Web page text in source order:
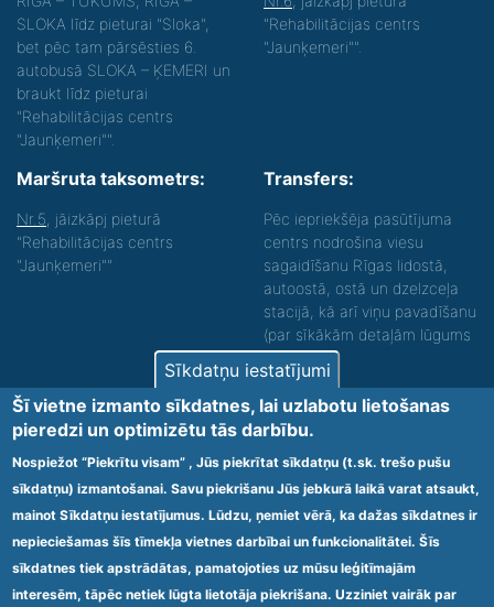
SLOKA līdz pieturai "Sloka",
bet pēc tam pārsēsties 6.
autobusā SLOKA – ĶEMERI un
braukt līdz pieturai
"Rehabilitācijas centrs
"Jaunķemeri"".
"Rehabilitācijas centrs
"Jaunķemeri"".
Maršruta taksometrs:
Nr.5 , jāizkāpj pieturā
"Rehabilitācijas centrs
"Jaunķemeri""
Transfers:
Pēc iepriekšēja pasūtījuma
centrs nodrošina viesu
sagaidīšanu Rīgas lidostā,
autoostā, ostā un dzelzceļa
stacijā, kā arī viņu pavadīšanu
(par sīkākām detaļām lūgums
zvanīt).
Nodrošinām vides piekļūstamību personām ar
funkcionāliem traucējumiem! SIA „Sanare-KRC
Jaunķemeri”, Kolkas ielā 20, Jūrmalā ir nodrošināta vides
piekļūstamība personām ar funkcionāliem traucējumiem,
tādejādi nodrošinot atbilstību Ministru kabineta
2009.gada 20.janvāra noteikumos Nr.60 „Noteikumi par
obligātajām prasībām ārstniecības iestādēm un to
struktūrvienībām” minētajām prasībām.
Sīkdatņu iestatījumi
Šī vietne izmanto sīkdatnes, lai uzlabotu lietošanas
pieredzi un optimizētu tās darbību.
Nospiežot “Piekrītu visam” , Jūs piekrītat sīkdatņu (t.sk. trešo pušu
sīkdatņu) izmantošanai. Savu piekrišanu Jūs jebkurā laikā varat atsaukt,
mainot Sīkdatņu iestatījumus. Lūdzu, ņemiet vērā, ka dažas sīkdatnes ir
nepieciešamas šīs tīmekļa vietnes darbībai un funkcionalitātei. Šīs
sīkdatnes tiek apstrādātas, pamatojoties uz mūsu leģitīmajām
interesēm, tāpēc netiek lūgta lietotāja piekrišana. Uzziniet vairāk par